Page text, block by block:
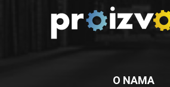
O NAMA